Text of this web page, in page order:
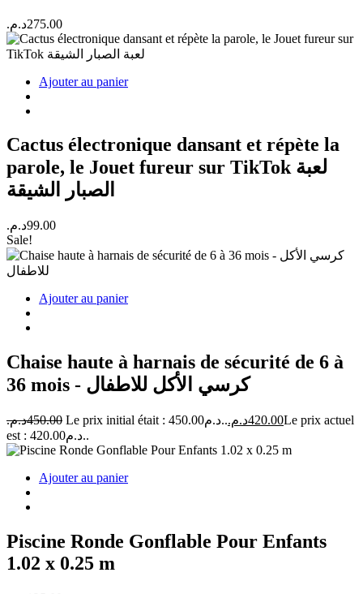
275.00د.م.
Ajouter au panier
Cactus électronique dansant et répète la
parole, le Jouet fureur sur TikTok لعبة
الصبار الشيقة
99.00د.م.
Sale!
Ajouter au panier
Chaise haute à harnais de sécurité de 6 à
36 mois - كرسي الأكل للاطفال
450.00د.م. Le prix initial était : 450.00د.م.. 420.00د.م.
Le prix actuel
est : 420.00د.م..
Ajouter au panier
Piscine Ronde Gonflable Pour Enfants
1.02 x 0.25 m